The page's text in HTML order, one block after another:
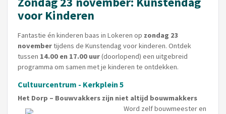
voor Kinderen
Fantastie én kinderen baas in Lokeren op zondag 23
novembertijdens de Kunstendag voor kinderen. Ontdek
tussen 14.00 en 17.00 uur(doorlopend) een uitgebreid
programma om samen met je kinderen te ontdekken.
Cultuurcentrum - Kerkplein 5
Het Dorp – Bouwvakkers zijn niet altijd bouwmakkers
Word zelf bouwmeester en